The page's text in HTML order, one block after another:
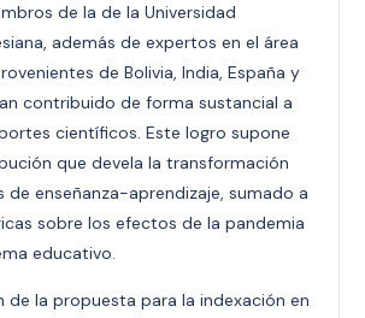
de la de la Universidad
además de expertos en el área
de Bolivia, India, España y
contribuido de forma sustancial a
científicos. Este logro supone
que devela la transformación
de enseñanza-aprendizaje, sumado a
sobre los efectos de la pandemia
educativo.
de la propuesta para la indexación en